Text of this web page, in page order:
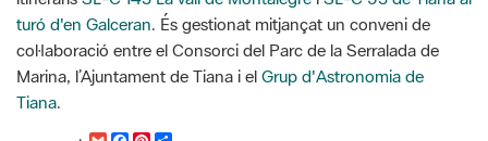
Tiana.
compartir
G
m
F
a
b
P
i
e
C
o
Font de la informació: Xarxa de Parcs Naturals
Categoria: Marina,